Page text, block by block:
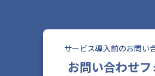
サービス導入前のお問い
お問い合わせフ